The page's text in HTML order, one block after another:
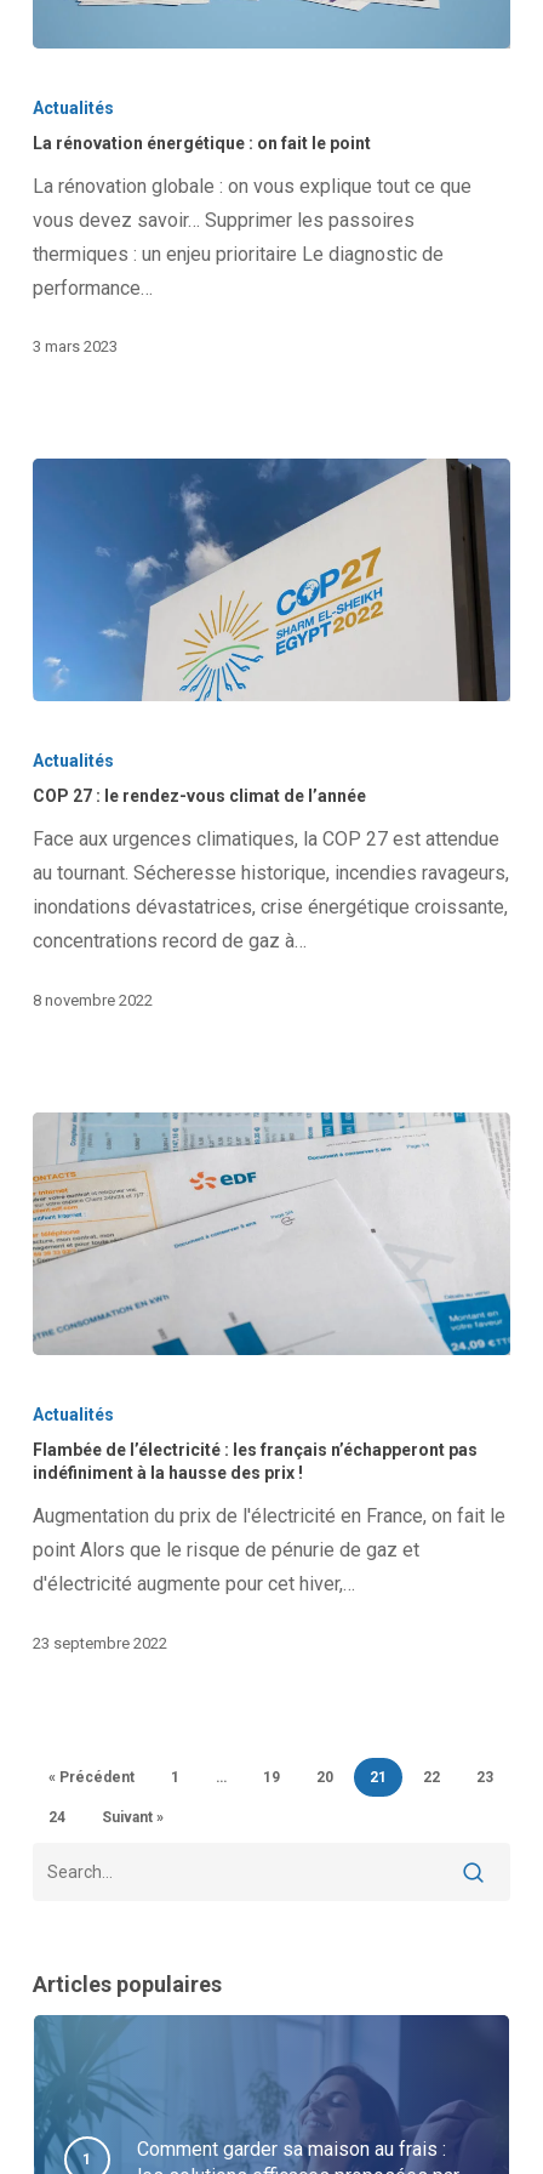
rénovation
énergétique
on
fait
le
point
Actualités
La rénovation énergétique : on fait le point
La rénovation globale : on vous explique tout ce que
vous devez savoir… Supprimer les passoires
thermiques : un enjeu prioritaire Le diagnostic de
performance…
3 mars 2023
27
rendez-
vous
climat
de
Actualités
COP 27 : le rendez-vous climat de l’année
Face aux urgences climatiques, la COP 27 est attendue
au tournant. Sécheresse historique, incendies ravageurs,
inondations dévastatrices, crise énergétique croissante,
concentrations record de gaz à…
8 novembre 2022
de
l’électricité
:
les
français
n’échapperont
indéfiniment
des
prix
Actualités
Flambée de l’électricité : les français n’échapperont pas
indéfiniment à la hausse des prix !
Augmentation du prix de l'électricité en France, on fait le
point Alors que le risque de pénurie de gaz et
d'électricité augmente pour cet hiver,…
23 septembre 2022
« Précédent 1 … 19 20 21 22 23
24 Suivant »
Articles populaires
Comment garder sa maison au frais :